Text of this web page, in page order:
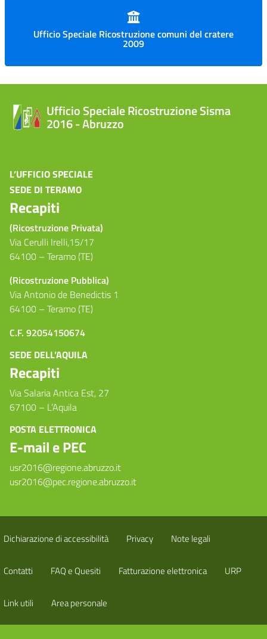
Ufficio Speciale Ricostruzione comuni del cratere
2009
Ufficio Speciale Ricostruzione Sisma
2016 - Abruzzo
L’UFFICIO SPECIALE
SEDE DI TERAMO
Recapiti
(Ricostruzione Privata)
Via Cerulli Irelli,15/17
64100 – Teramo (TE)
(Ricostruzione Pubblica)
Via Antonio de Benedictis 1
64100 – Teramo (TE)
C.F. 92054150674
SEDE DELL’AQUILA
Recapiti
Via Salaria Antica Est, 27
67100 – L’Aquila
POSTA ELETTRONICA
E-mail e PEC
usr2016@regione.abruzzo.it
usr2016@pec.regione.abruzzo.it
Dichiarazione di accessibilità Privacy Note legali
Contatti FAQ e Quesiti Fatturazione elettronica URP
Link utili Area personale